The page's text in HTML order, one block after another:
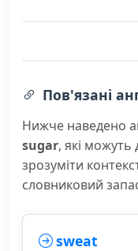
Пов'язані
Нижче наведено
sugar, які
зрозуміти
словниковий
sweat